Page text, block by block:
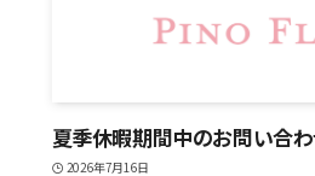
夏季休暇期間中のお問い合
2026年7月16日